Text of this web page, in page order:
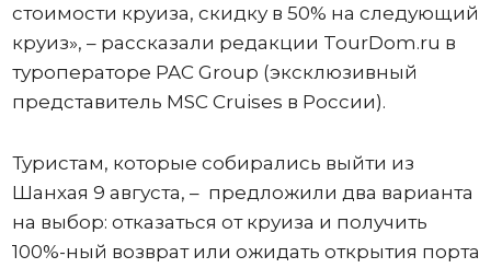
стоимости круиза, скидку в 50% на следующий
круиз», – рассказали редакции TourDom.ru в
туроператоре PAC Group (эксклюзивный
представитель MSC Cruises в России).
Туристам, которые собирались выйти из
Шанхая 9 августа, – предложили два варианта
на выбор: отказаться от круиза и получить
100%-ный возврат или ожидать открытия порта